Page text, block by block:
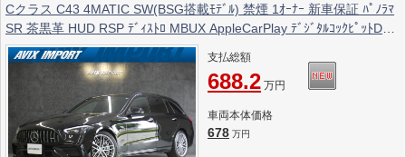
Cクラス C43 4MATIC SW(BSG搭載ﾓﾃﾞﾙ) 禁煙 1ｵｰﾅｰ 新車保証 ﾊﾟﾉﾗﾏ
SR 茶黒革 HUD RSP ﾃﾞｨｽﾄﾛ MBUX AppleCarPlay ﾃﾞｼﾞﾀﾙｺｯｸﾋﾟｯﾄD
ARﾅﾋﾞTV Burmester3D AMGﾊﾟﾌｫｰﾏﾝｽｽﾃｱﾘﾝｸﾞ 前席M付Pｼｰﾄ&ｼｰﾄﾋｰﾀｰ
&ﾍﾞﾝﾁﾚｰﾀｰ 全周C DIGITALﾗｲﾄ Pﾄﾗﾝｸ AMG19AW
支払総額
688.2 万円
車両本体価格
678 万円